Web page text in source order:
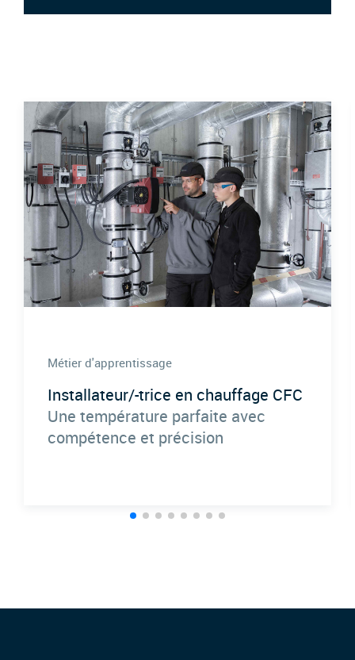
Métier d'apprentissage
Installateur/-trice en chauffage CFC
Une température parfaite avec
compétence et précision